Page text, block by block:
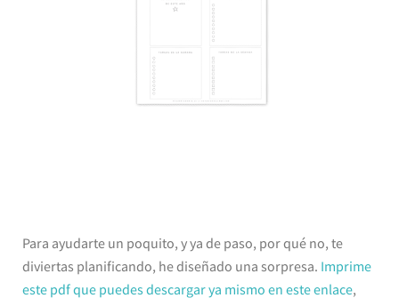
Para ayudarte un poquito, y ya de paso, por qué no, te
diviertas planificando, he diseñado una sorpresa. Imprime
este pdf que puedes descargar ya mismo en este enlace,